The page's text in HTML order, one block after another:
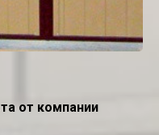
от компании